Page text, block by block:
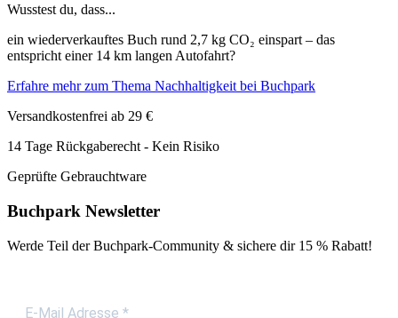
Wusstest du, dass...
ein wiederverkauftes Buch rund 2,7 kg CO₂ einspart – das
entspricht einer 14 km langen Autofahrt?
Erfahre mehr zum Thema Nachhaltigkeit bei Buchpark
Versandkostenfrei ab 29 €
14 Tage Rückgaberecht - Kein Risiko
Geprüfte Gebrauchtware
Buchpark Newsletter
Werde Teil der Buchpark-Community & sichere dir 15 % Rabatt!